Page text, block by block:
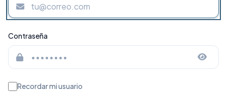
Contraseña
Recordar mi usuario